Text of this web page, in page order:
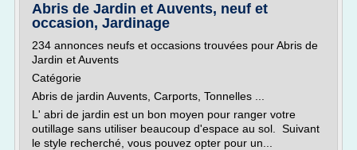
Abris de Jardin et Auvents, neuf et
occasion, Jardinage
234 annonces neufs et occasions trouvées pour Abris de
Jardin et Auvents
Catégorie
Abris de jardin Auvents, Carports, Tonnelles ...
L' abri de jardin est un bon moyen pour ranger votre
outillage sans utiliser beaucoup d'espace au sol. Suivant
le style recherché, vous pouvez opter pour un...